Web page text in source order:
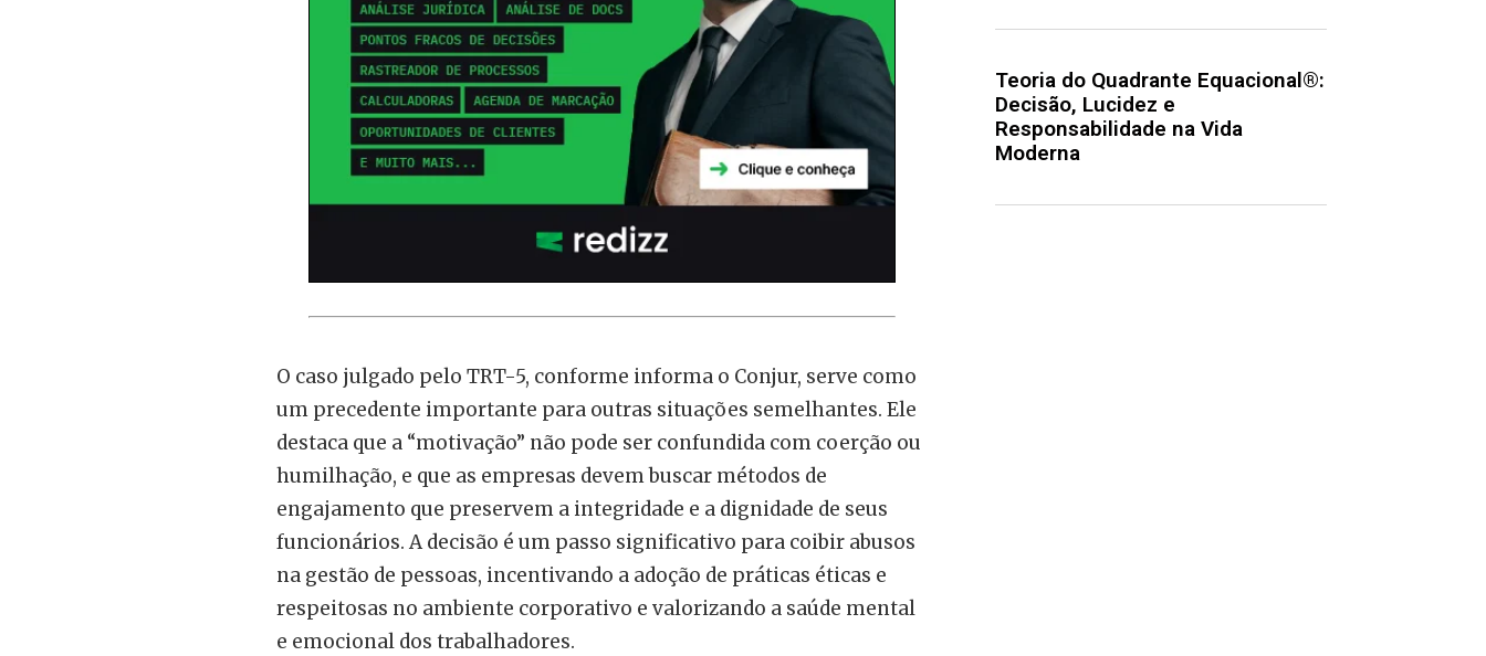
O caso julgado pelo TRT-5, conforme informa o Conjur, serve como
um precedente importante para outras situações semelhantes. Ele
destaca que a “motivação” não pode ser confundida com coerção ou
humilhação, e que as empresas devem buscar métodos de
engajamento que preservem a integridade e a dignidade de seus
funcionários. A decisão é um passo significativo para coibir abusos
na gestão de pessoas, incentivando a adoção de práticas éticas e
respeitosas no ambiente corporativo e valorizando a saúde mental
e emocional dos trabalhadores.
Teoria do Quadrante Equacional®:
Decisão, Lucidez e
Responsabilidade na Vida
Moderna